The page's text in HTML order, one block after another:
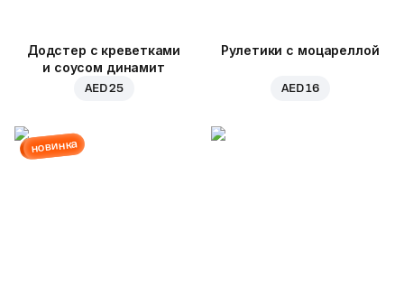
Додстер с креветками
и соусом динамит
AED 25
Рулетики с моцареллой
AED 16
новинка